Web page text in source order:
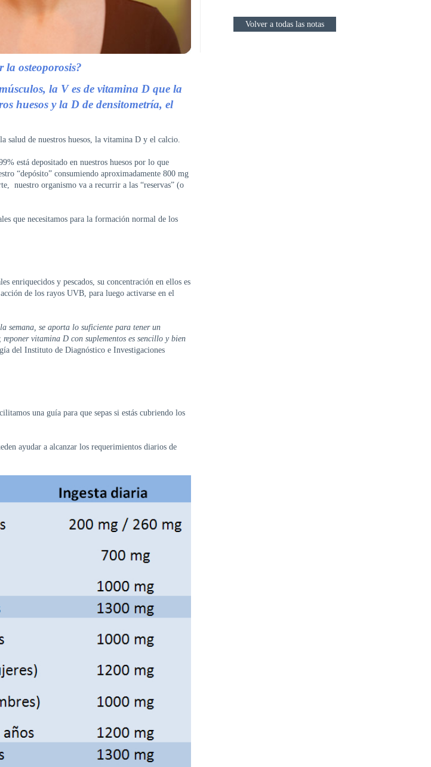
la osteoporosis?
la V es de vitamina D que la
huesos y la D de densitometría, el
salud de nuestros huesos, la vitamina D y el calcio.
está depositado en nuestros huesos por lo que
“depósito” consumiendo aproximadamente 800 mg
nuestro organismo va a recurrir a las “reservas” (o
que necesitamos para la formación normal de los
enriquecidos y pescados, su concentración en ellos es
de los rayos UVB, para luego activarse en el
semana, se aporta lo suficiente para tener un
vitamina D con suplementos es sencillo y bien
del Instituto de Diagnóstico e Investigaciones
una guía para que sepas si estás cubriendo los
ayudar a alcanzar los requerimientos diarios de
Volver a todas las notas